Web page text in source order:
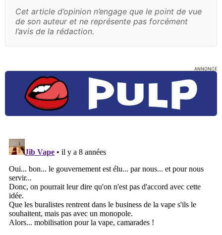
Cet article d’opinion n’engage que le point de vue
de son auteur et ne représente pas forcément
l’avis de la rédaction.
ANNONCE